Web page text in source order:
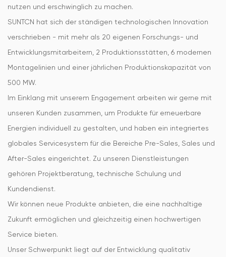
nutzen und erschwinglich zu machen.
SUNTCN hat sich der ständigen technologischen Innovation
verschrieben - mit mehr als 20 eigenen Forschungs- und
Entwicklungsmitarbeitern, 2 Produktionsstätten, 6 modernen
Montagelinien und einer jährlichen Produktionskapazität von
500 MW.
Im Einklang mit unserem Engagement arbeiten wir gerne mit
unseren Kunden zusammen, um Produkte für erneuerbare
Energien individuell zu gestalten, und haben ein integriertes
globales Servicesystem für die Bereiche Pre-Sales, Sales und
After-Sales eingerichtet. Zu unseren Dienstleistungen
gehören Projektberatung, technische Schulung und
Kundendienst.
Wir können neue Produkte anbieten, die eine nachhaltige
Zukunft ermöglichen und gleichzeitig einen hochwertigen
Service bieten.
Unser Schwerpunkt liegt auf der Entwicklung qualitativ